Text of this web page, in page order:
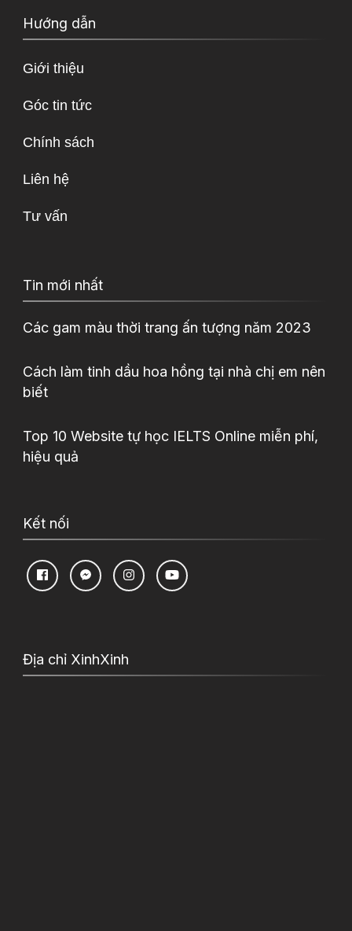
Hướng dẫn
Giới thiệu
Góc tin tức
Chính sách
Liên hệ
Tư vấn
Tin mới nhất
Các gam màu thời trang ấn tượng năm 2023
Cách làm tinh dầu hoa hồng tại nhà chị em nên
biết
Top 10 Website tự học IELTS Online miễn phí,
hiệu quả
Kết nối
Địa chỉ XinhXinh